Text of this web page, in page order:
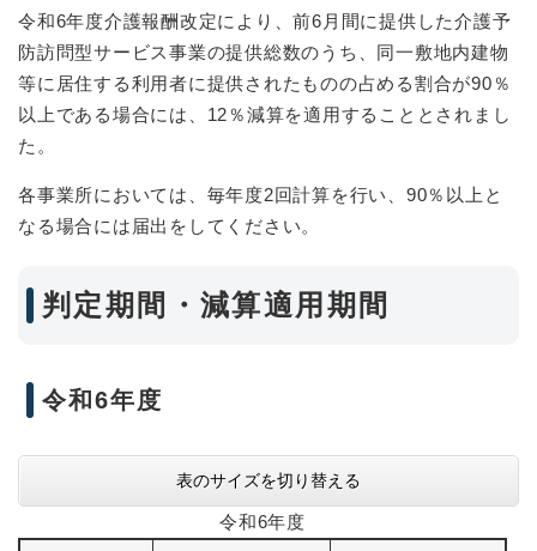
令和6年度介護報酬改定により、前6月間に提供した介護予
防訪問型サービス事業の提供総数のうち、同一敷地内建物
等に居住する利用者に提供されたものの占める割合が90％
以上である場合には、12％減算を適用することとされまし
た。
各事業所においては、毎年度2回計算を行い、90％以上と
なる場合には届出をしてください。
判定期間・減算適用期間
令和6年度
表のサイズを切り替える
令和6年度